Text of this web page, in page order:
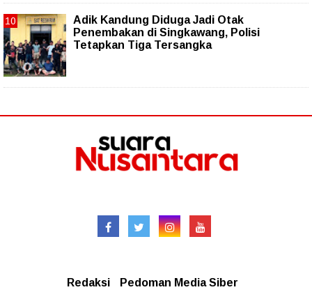
Adik Kandung Diduga Jadi Otak
Penembakan di Singkawang, Polisi
Tetapkan Tiga Tersangka
Redaksi
Pedoman Media Siber